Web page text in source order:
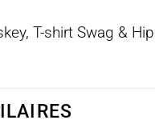
T-shirt Swag &